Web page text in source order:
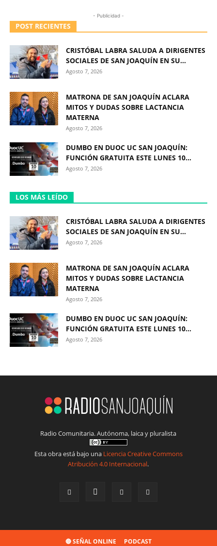
- Publicidad -
POST RECIENTES
CRISTÓBAL LABRA SALUDA A DIRIGENTES
SOCIALES DE SAN JOAQUÍN EN SU...
Agosto 7, 2026
MATRONA DE SAN JOAQUÍN ACLARA
MITOS Y DUDAS SOBRE LACTANCIA
MATERNA
Agosto 7, 2026
DUMBO EN DUOC UC SAN JOAQUÍN:
FUNCIÓN GRATUITA ESTE LUNES 10...
Agosto 7, 2026
LOS MÁS LEÍDO
CRISTÓBAL LABRA SALUDA A DIRIGENTES
SOCIALES DE SAN JOAQUÍN EN SU...
Agosto 7, 2026
MATRONA DE SAN JOAQUÍN ACLARA
MITOS Y DUDAS SOBRE LACTANCIA
MATERNA
Agosto 7, 2026
DUMBO EN DUOC UC SAN JOAQUÍN:
FUNCIÓN GRATUITA ESTE LUNES 10...
Agosto 7, 2026
Radio Comunitaria. Autónoma, laica y pluralista
Esta obra está bajo una Licencia Creative Commons
Atribución 4.0 Internacional.
🔴 SEÑAL ONLINE PODCAST